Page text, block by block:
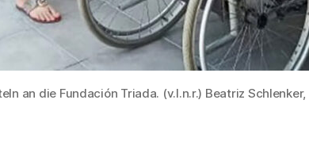
an die Fundación Triada. (v.l.n.r.) Beatriz